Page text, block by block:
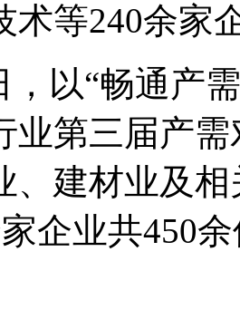
术等240余家
，以“畅通产
业第三届产
、建材业及
企业共450